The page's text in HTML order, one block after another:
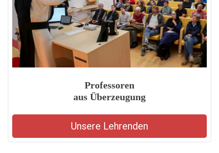
Professoren
aus Überzeugung
Unsere Lehrenden